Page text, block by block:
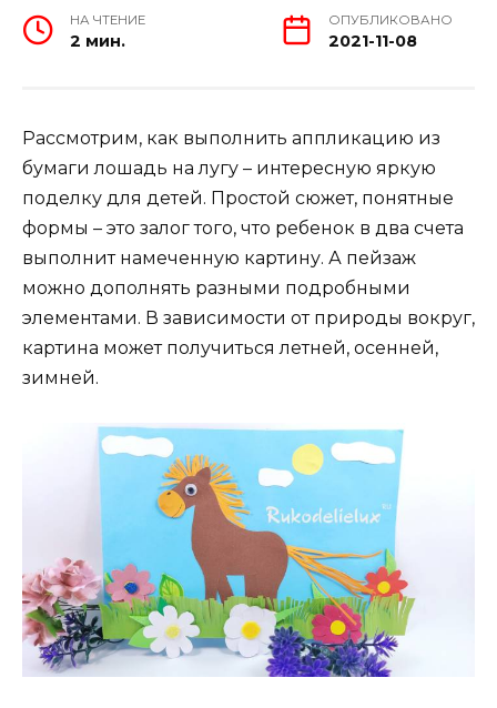
НА ЧТЕНИЕ
2 мин.
ОПУБЛИКОВАНО
2021-11-08
Рассмотрим, как выполнить аппликацию из
бумаги лошадь на лугу – интересную яркую
поделку для детей. Простой сюжет, понятные
формы – это залог того, что ребенок в два счета
выполнит намеченную картину. А пейзаж
можно дополнять разными подробными
элементами. В зависимости от природы вокруг,
картина может получиться летней, осенней,
зимней.